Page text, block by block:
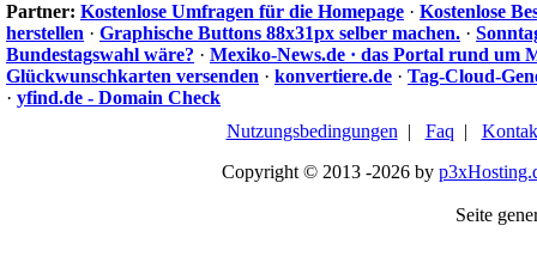
Partner: Kostenlose Umfragen für die Homepage · Kostenlose
herstellen · Graphische Buttons 88x31px selber machen. ·
Bundestagswahl wäre? · Mexiko-News.de · das Portal rund um
Glückwunschkarten versenden · konvertiere.de · Tag-Cloud-
· yfind.de - Domain Check
Nutzungsbedingungen | Faq |
Copyright © 2013 -2026 by
Seite